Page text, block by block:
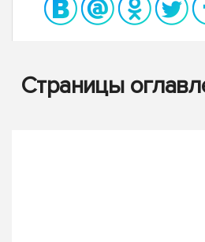
Страницы